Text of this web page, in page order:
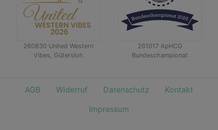
260830 United Western
Vibes, Gütersloh
261017 ApHCG
Bundeschampionat
AGB Widerruf Datenschutz
Kontakt
Impressum